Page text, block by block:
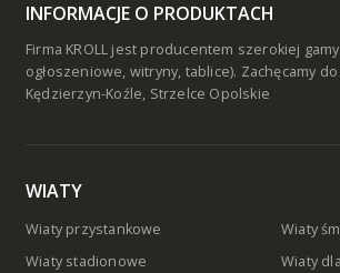
INFORMACJE O PRODUKTACH
Firma KROLL jest producentem szerokiej
ogłoszeniowe, witryny, tablice). Zachęcamy
Kędzierzyn-Koźle, Strzelce Opolskie
WIATY
Wiaty przystankowe
Wiaty stadionowe
Wiaty
Wiaty